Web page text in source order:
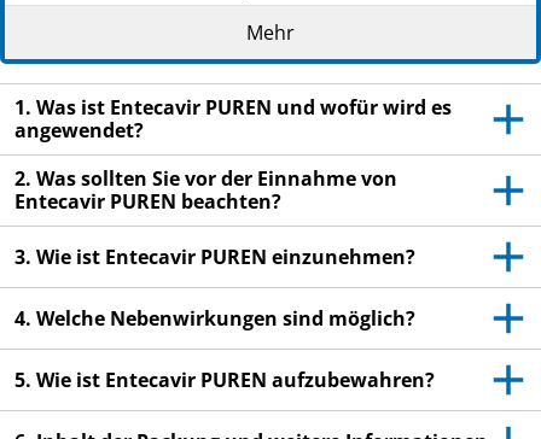
Wenn Sie weitere Fragen haben, wenden Sie sich
an Ihren Arzt oder Apotheker.
Dieses Arzneimittel wurde Ihnen persönlich
verschrieben. Geben Sie es nicht an Dritte weiter.
Es kann anderen Menschen schaden, auch wenn
diese die gleichen Beschwerden haben wie Sie.
Wenn Sie Nebenwirkungen bemerken, wenden Sie
sich an Ihren Arzt oder Apotheker. Dies gilt auch
für Nebenwirkungen, die nicht in dieser
Packungsbeilage angegeben sind. Siehe Abschnitt
Mehr
1. Was ist Entecavir PUREN und wofür wird es
angewendet?
2. Was sollten Sie vor der Einnahme von
Entecavir PUREN beachten?
3. Wie ist Entecavir PUREN einzunehmen?
4. Welche Nebenwirkungen sind möglich?
5. Wie ist Entecavir PUREN aufzubewahren?